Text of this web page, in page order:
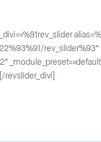
rev_slider%93″
revslider_divi]